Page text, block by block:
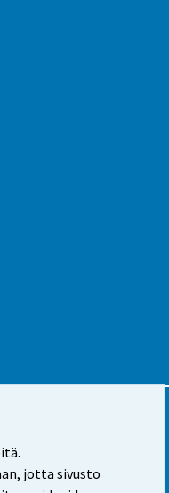
jotta sivusto